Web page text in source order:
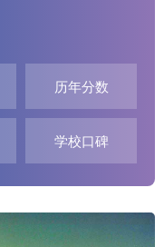
历年分数
学校口碑